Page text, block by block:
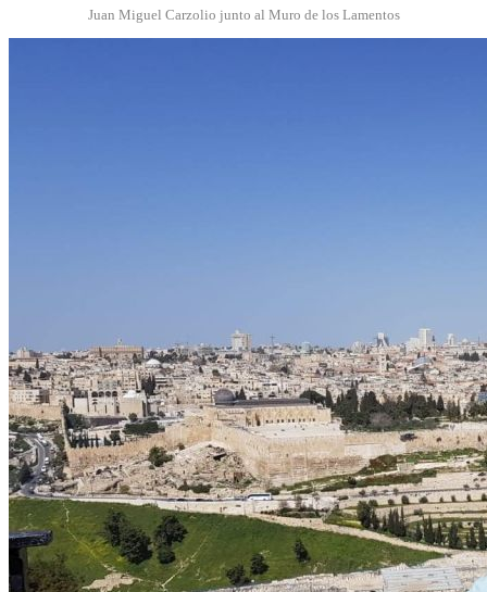
Juan Miguel Carzolio junto al Muro de los Lamentos